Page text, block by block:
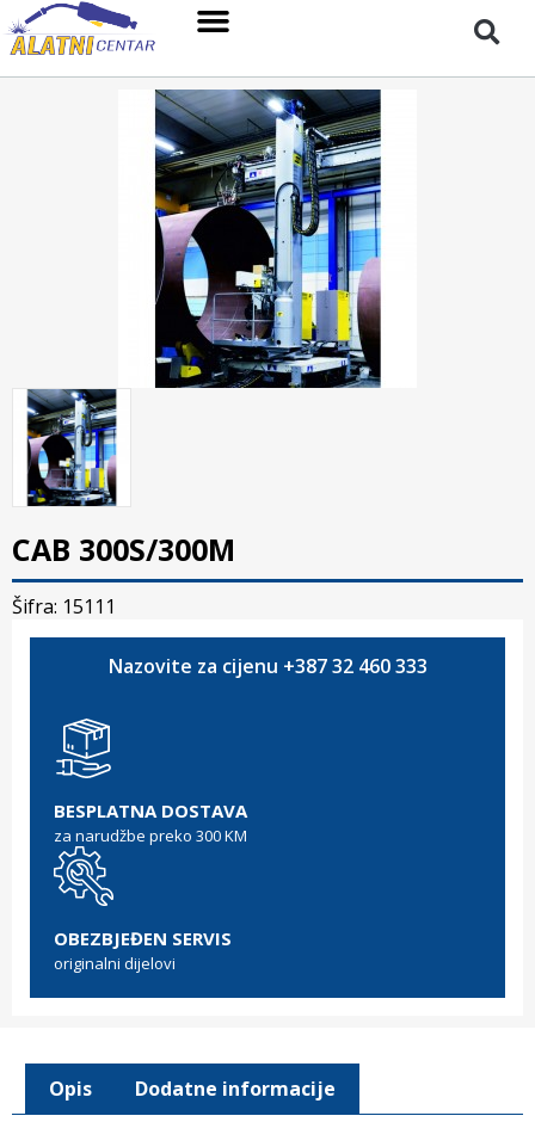
CAB 300S/300M
Šifra: 15111
Nazovite za cijenu +387 32 460 333
BESPLATNA DOSTAVA
za narudžbe preko 300 KM
OBEZBJEĐEN SERVIS
originalni dijelovi
Opis Dodatne informacije